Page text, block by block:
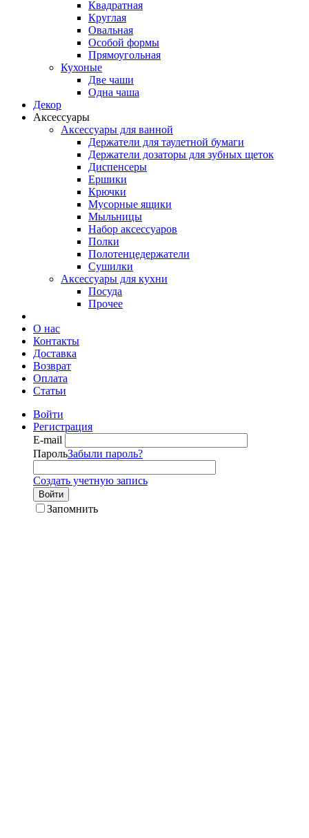
Квадратная
Круглая
Овальная
Особой формы
Прямоугольная
Кухоные
Две чаши
Одна чаша
Декор
Аксессуары
Аксессуары для ванной
Держатели для таулетной бумаги
Держатели дозаторы для зубных щеток
Диспенсеры
Ершики
Крючки
Мусорные ящики
Мыльницы
Набор аксессуаров
Полки
Полотенцедержатели
Сушилки
Аксессуары для кухни
Посуда
Прочее
О нас
Контакты
Доставка
Возврат
Оплата
Статьи
Войти
Регистрация
E-mail
ПарольЗабыли пароль?
Создать учетную запись
Войти
Запомнить